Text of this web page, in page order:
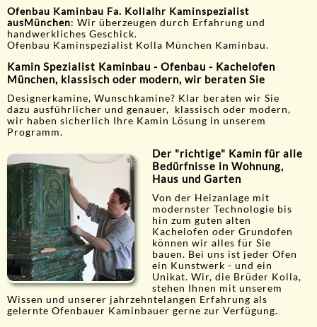
Ofenbau Kaminbau Fa. KollaIhr Kaminspezialist
ausMünchen: Wir überzeugen durch Erfahrung und
handwerkliches Geschick.
Ofenbau Kaminspezialist Kolla München Kaminbau.
Kamin Spezialist Kaminbau - Ofenbau - Kachelofen
München, klassisch oder modern, wir beraten Sie
Designerkamine, Wunschkamine? Klar beraten wir Sie
dazu ausführlicher und genauer, klassisch oder modern,
wir haben sicherlich Ihre Kamin Lösung in unserem
Programm.
Der "richtige" Kamin für alle
Bedürfnisse in Wohnung,
Haus und Garten
Von der Heizanlage mit
modernster Technologie bis
hin zum guten alten
Kachelofen oder Grundofen
können wir alles für Sie
bauen. Bei uns ist jeder Ofen
ein Kunstwerk - und ein
Unikat. Wir, die Brüder Kolla,
stehen Ihnen mit unserem
Wissen und unserer jahrzehntelangen Erfahrung als
gelernte Ofenbauer Kaminbauer gerne zur Verfügung.